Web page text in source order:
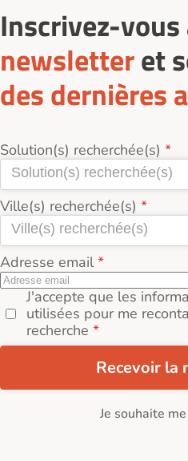
Inscrivez-vous
newsletteret
des dernières
Solution(s) recherchée(s)
Ville(s) recherchée(s)
Adresse email
J'accepte que les
utilisées pour me
recherche
Recevoir la
Je souhaite me